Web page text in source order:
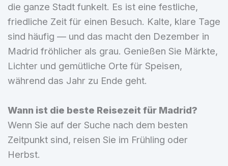
die ganze Stadt funkelt. Es ist eine festliche,
friedliche Zeit für einen Besuch. Kalte, klare Tage
sind häufig — und das macht den Dezember in
Madrid fröhlicher als grau. Genießen Sie Märkte,
Lichter und gemütliche Orte für Speisen,
während das Jahr zu Ende geht.
Wann ist die beste Reisezeit für Madrid?
Wenn Sie auf der Suche nach dem besten
Zeitpunkt sind, reisen Sie im Frühling oder
Herbst.